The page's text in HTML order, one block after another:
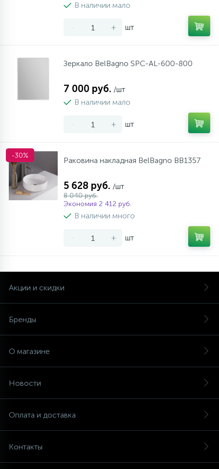
В наличии мало
- + шт
Зеркало BelBagno SPC-AL-600-800
7 000 руб. /шт
В наличии мало
- + шт
-30%
Раковина накладная BelBagno BB1357
5 628 руб. /шт
8 040 руб.
Экономия 2 412 руб.
В наличии много
- + шт
Акции и скидки
Бренды
О магазине
Новости
Оплата и доставка
Контакты